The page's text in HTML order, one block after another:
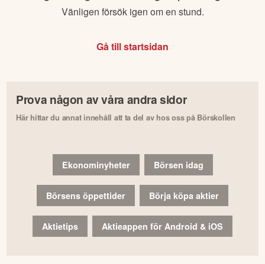
Vänligen försök igen om en stund.
Gå till startsidan
Prova någon av våra andra sidor
Här hittar du annat innehåll att ta del av hos oss på Börskollen
Ekonominyheter Börsen idag
Börsens öppettider Börja köpa aktier
Aktietips Aktieappen för Android & iOS